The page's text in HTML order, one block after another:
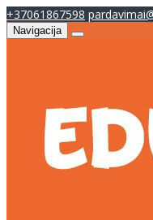
+37061867598
Navigacija